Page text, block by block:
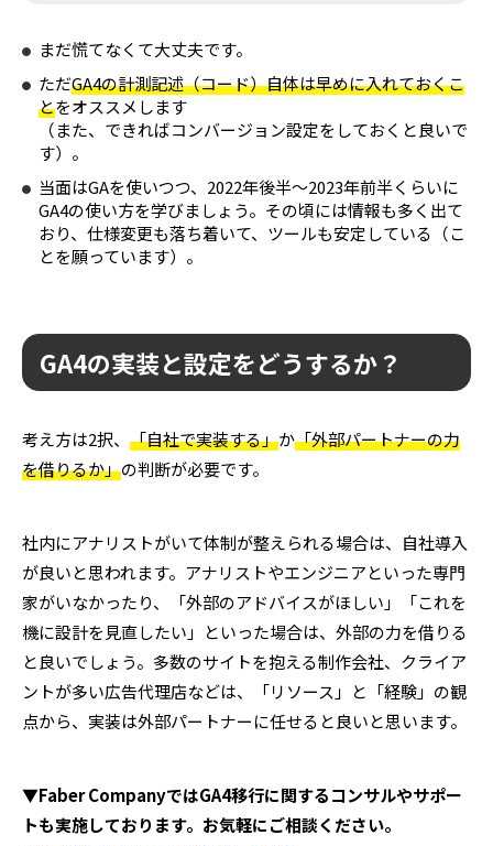
まだ慌てなくて大丈夫です。
ただGA4の計測記述（コード）自体は早めに入れておくこ
とをオススメします
（また、できればコンバージョン設定をしておくと良いで
す）。
当面はGAを使いつつ、2022年後半～2023年前半くらいに
GA4の使い方を学びましょう。その頃には情報も多く出て
おり、仕様変更も落ち着いて、ツールも安定している（こ
とを願っています）。
GA4の実装と設定をどうするか？
考え方は2択、 「自社で実装する」か「外部パートナーの力
を借りるか」の判断が必要です。
社内にアナリストがいて体制が整えられる場合は、自社導入
が良いと思われます。アナリストやエンジニアといった専門
家がいなかったり、「外部のアドバイスがほしい」「これを
機に設計を見直したい」といった場合は、外部の力を借りる
と良いでしょう。多数のサイトを抱える制作会社、クライア
ントが多い広告代理店などは、「リソース」と「経験」の観
点から、実装は外部パートナーに任せると良いと思います。
▼Faber CompanyではGA4移行に関するコンサルやサポー
トも実施しております。お気軽にご相談ください。